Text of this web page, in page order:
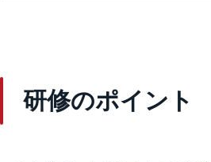
研修のポイント